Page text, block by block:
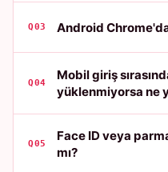
Q03 Android
Q04
Mobil giriş
yüklenmiyorsa ne
Q05
Face ID veya
mı?